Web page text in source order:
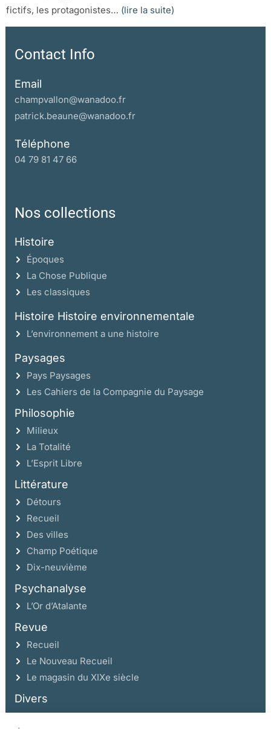
fictifs, les protagonistes… (lire la suite)
Contact Info
Email
champvallon@wanadoo.fr
patrick.beaune@wanadoo.fr
Téléphone
04 79 81 47 66
Nos collections
Histoire
Époques
La Chose Publique
Les classiques
Histoire Histoire environnementale
L’environnement a une histoire
Paysages
Pays Paysages
Les Cahiers de la Compagnie du Paysage
Philosophie
Milieux
La Totalité
L’Esprit Libre
Littérature
Détours
Recueil
Des villes
Champ Poétique
Dix-neuvième
Psychanalyse
L’Or d’Atalante
Revue
Recueil
Le Nouveau Recueil
Le magasin du XIXe siècle
Divers